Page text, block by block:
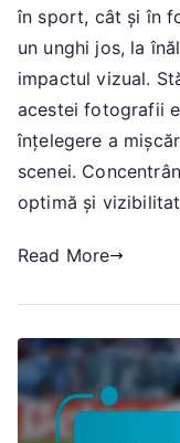
Timp,
unghi,
tehnică
în sport, cât și în
un unghi jos, la
impactul vizual.
acestei fotografii
înțelegere a
scenei.
optimă și
Read More